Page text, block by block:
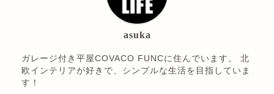
asuka
ガレージ付き平屋COVACO FUNCに住んでいます。 北
欧インテリアが好きで、シンプルな生活を目指していま
す！